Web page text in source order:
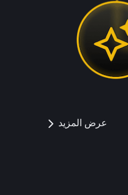
عرض المزيد